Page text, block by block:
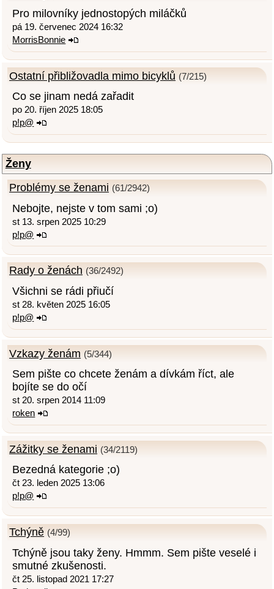
Pro milovníky jednostopých miláčků
pá 19. červenec 2024 16:32
MorrisBonnie
Ostatní přibližovadla mimo bicyklů (7/215)
Co se jinam nedá zařadit
po 20. říjen 2025 18:05
p!p@
Ženy
Problémy se ženami (61/2942)
Nebojte, nejste v tom sami ;o)
st 13. srpen 2025 10:29
p!p@
Rady o ženách (36/2492)
Všichni se rádi přiučí
st 28. květen 2025 16:05
p!p@
Vzkazy ženám (5/344)
Sem pište co chcete ženám a dívkám říct, ale
bojíte se do očí
st 20. srpen 2014 11:09
roken
Zážitky se ženami (34/2119)
Bezedná kategorie ;o)
čt 23. leden 2025 13:06
p!p@
Tchýně (4/99)
Tchýně jsou taky ženy. Hmmm. Sem pište veselé i
smutné zkušenosti.
čt 25. listopad 2021 17:27